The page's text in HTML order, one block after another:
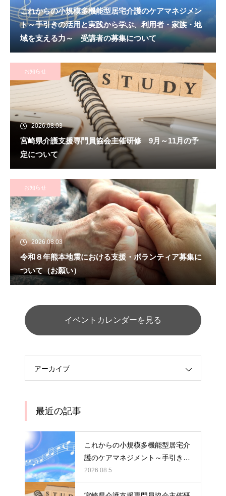
これからの小規模多機能型居宅介護のケアマネジメン
ト～手引きの活用と実践から学ぶ、利用者・家族・地
域を支える力～ 受講者の募集について
お知らせ
2026.08.03
宮崎県介護支援専門員協会主催研修 9月～11月の予
定について
お知らせ
2026.08.03
令和８年熊本地震における支援・ボランティア募集に
ついて（お願い）
イベントカレンダーを見る
アーカイブ
最近の記事
これからの小規模多機能型居宅介
護のケアマネジメント～手引きの
活用と実践から学ぶ、利用者・家
族・地域を支える力～ 受講者の
2026.08.5